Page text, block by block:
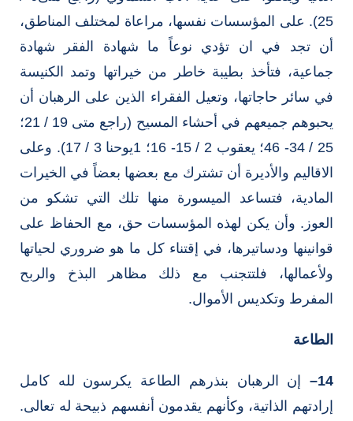
25). على المؤسسات نفسها، مراعاة لمختلف المناطق،
أن تجد في ان تؤدي نوعاً ما شهادة الفقر شهادة
جماعية، فتأخذ بطيبة خاطر من خيراتها وتمد الكنيسة
في سائر حاجاتها، وتعيل الفقراء الذين على الرهبان أن
يحبوهم جميعهم في أحشاء المسيح (راجع متى 19 / 21؛
25 / 34- 46؛ يعقوب 2 / 15- 16؛ 1يوحنا 3 / 17). وعلى
الاقاليم والأديرة أن تشترك مع بعضها بعضاً في الخيرات
المادية، فتساعد الميسورة منها تلك التي تشكو من
العوز. وأن يكن لهذه المؤسسات حق، مع الحفاظ على
قوانينها ودساتيرها، في إقتناء كل ما هو ضروري لحياتها
ولأعمالها، فلتتجنب مع ذلك مظاهر البذخ والربح
المفرط وتكديس الأموال.
الطاعة
14
–
إن الرهبان بنذرهم الطاعة يكرسون لله كامل
إرادتهم الذاتية، وكأنهم يقدمون أنفسهم ذبيحة له تعالى.